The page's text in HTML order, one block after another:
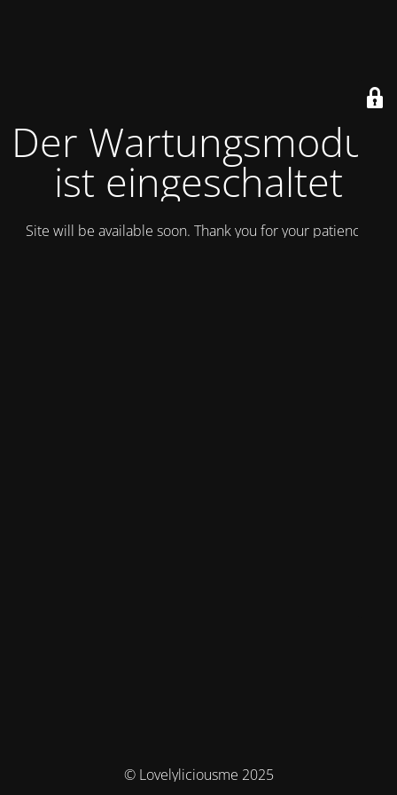
Der Wartungsmodus
ist eingeschaltet
Site will be available soon. Thank you for your patience!
© Lovelyliciousme 2025